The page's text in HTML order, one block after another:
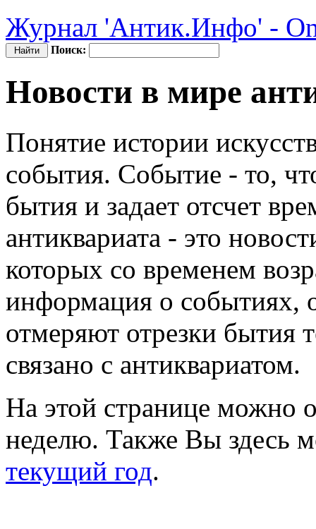
Журнал 'Антик.Инфо' -
Поиск:
Новости в мире
Понятие истории
события. Событие - то,
бытия и задает отсчет
антиквариата - это
которых со временем
информация о событиях,
отмеряют отрезки бытия
связано с антиквариатом.
На этой странице можно
неделю. Также Вы здесь
текущий год.